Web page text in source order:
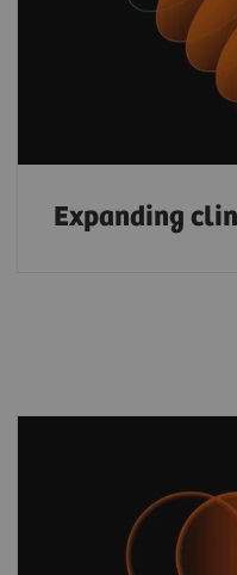
Expanding